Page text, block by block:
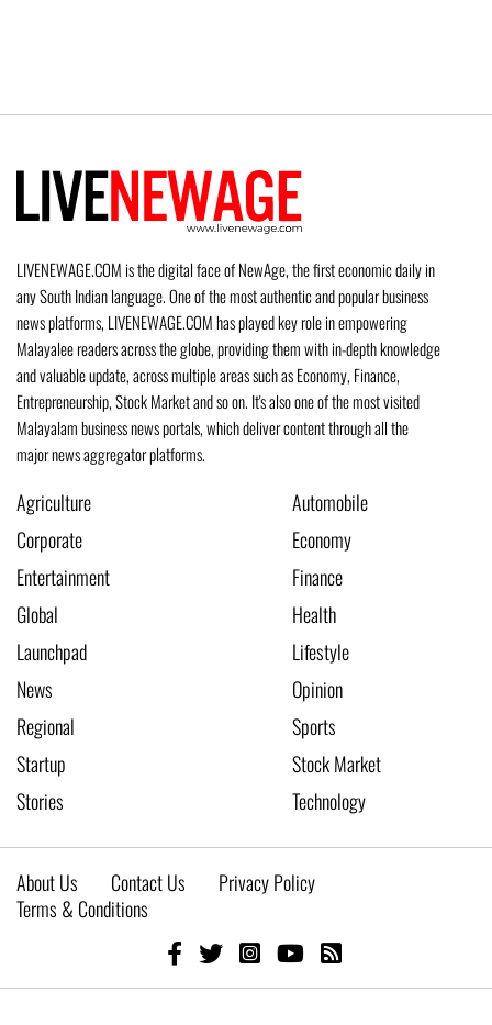
LIVENEWAGE.COM is the digital face of NewAge, the first economic daily in
any South Indian language. One of the most authentic and popular business
news platforms, LIVENEWAGE.COM has played key role in empowering
Malayalee readers across the globe, providing them with in-depth knowledge
and valuable update, across multiple areas such as Economy, Finance,
Entrepreneurship, Stock Market and so on. It's also one of the most visited
Malayalam business news portals, which deliver content through all the
major news aggregator platforms.
Agriculture
Automobile
Corporate
Economy
Entertainment
Finance
Global
Health
Launchpad
Lifestyle
News
Opinion
Regional
Sports
Startup
Stock Market
Stories
Technology
About Us Contact Us
Privacy Policy
Terms & Conditions